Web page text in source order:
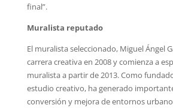
final”.
Muralista reputado
El muralista seleccionado, Miguel Ángel
carrera creativa en 2008 y comienza a
muralista a partir de 2013. Como
estudio creativo, ha generado
conversión y mejora de entornos